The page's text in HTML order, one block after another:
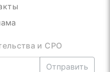
и СРО
Отправить